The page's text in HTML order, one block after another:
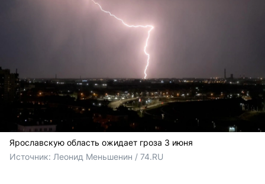
Ярославскую область ожидает гроза 3 июня
Источник: Леонид Меньшенин / 74.RU